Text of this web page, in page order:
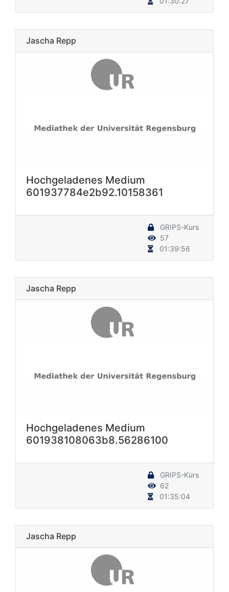
Jascha Repp
Hochgeladenes Medium
601937784e2b92.10158361
GRIPS-Kurs
57
01:39:56
Jascha Repp
Hochgeladenes Medium
601938108063b8.56286100
GRIPS-Kurs
62
01:35:04
Jascha Repp